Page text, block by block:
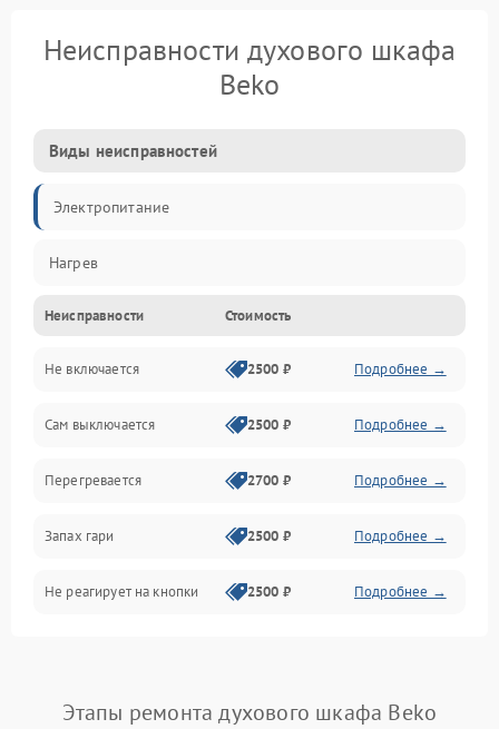
Неисправности духового шкафа
Beko
Виды неисправностей
Электропитание
Нагрев
Неисправности Стоимость
Не включается 2500 ₽ Подробнее →
Сам выключается 2500 ₽ Подробнее →
Перегревается 2700 ₽ Подробнее →
Запах гари 2500 ₽ Подробнее →
Не реагирует на кнопки 2500 ₽ Подробнее →
Этапы ремонта духового шкафа Beko